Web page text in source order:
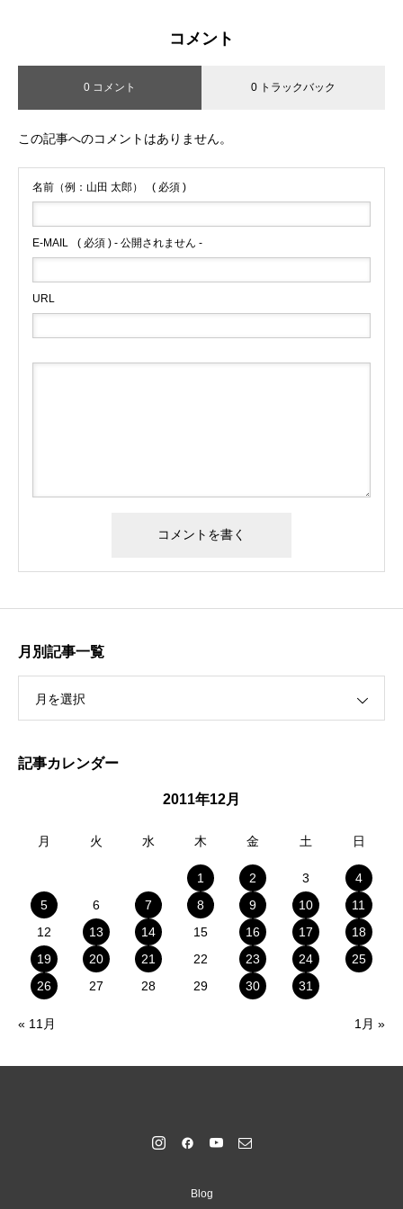
コメント
0 コメント 0 トラックバック
この記事へのコメントはありません。
名前（例：山田 太郎） ( 必須 )
E-MAIL ( 必須 ) - 公開されません -
URL
月別記事一覧
月を選択
記事カレンダー
2011年12月
月 火 水 木 金 土 日
1 2 3
4
5
6 7 8 9 10
11
12
13 14 15 16 17
18
19
20 21 22 23 24
25
26
27 28 29 30 31
« 11月 1月 »
Blog